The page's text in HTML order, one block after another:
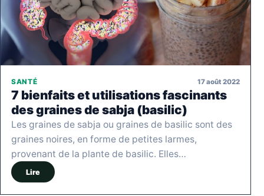
SANTÉ 17 août 2022
7 bienfaits et utilisations fascinants
des graines de sabja (basilic)
Les graines de sabja ou graines de basilic sont des
graines noires, en forme de petites larmes,
provenant de la plante de basilic. Elles…
Lire